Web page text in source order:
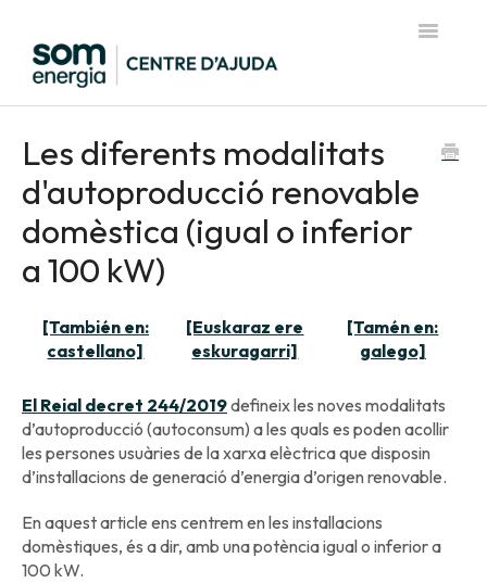
Toggle
Les diferents modalitats
d'autoproducció renovable
domèstica (igual o inferior
a 100 kW)
[También en:
castellano]
[Euskaraz ere
eskuragarri]
[Tamén en:
galego]
El Reial decret 244/2019defineix les noves modalitats
d’autoproducció (autoconsum) a les quals es poden acollir
les persones usuàries de la xarxa elèctrica que disposin
d’installacions de generació d’energia d’origen renovable.
En aquest article ens centrem en les installacions
domèstiques, és a dir, amb una potència igual o inferior a
100 kW.